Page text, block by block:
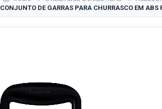
CONJUNTO DE GARRAS PARA CHURRASCO EM